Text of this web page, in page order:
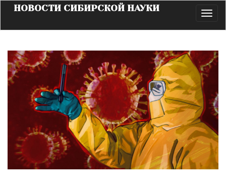
НОВОСТИ СИБИРСКОЙ НАУКИ